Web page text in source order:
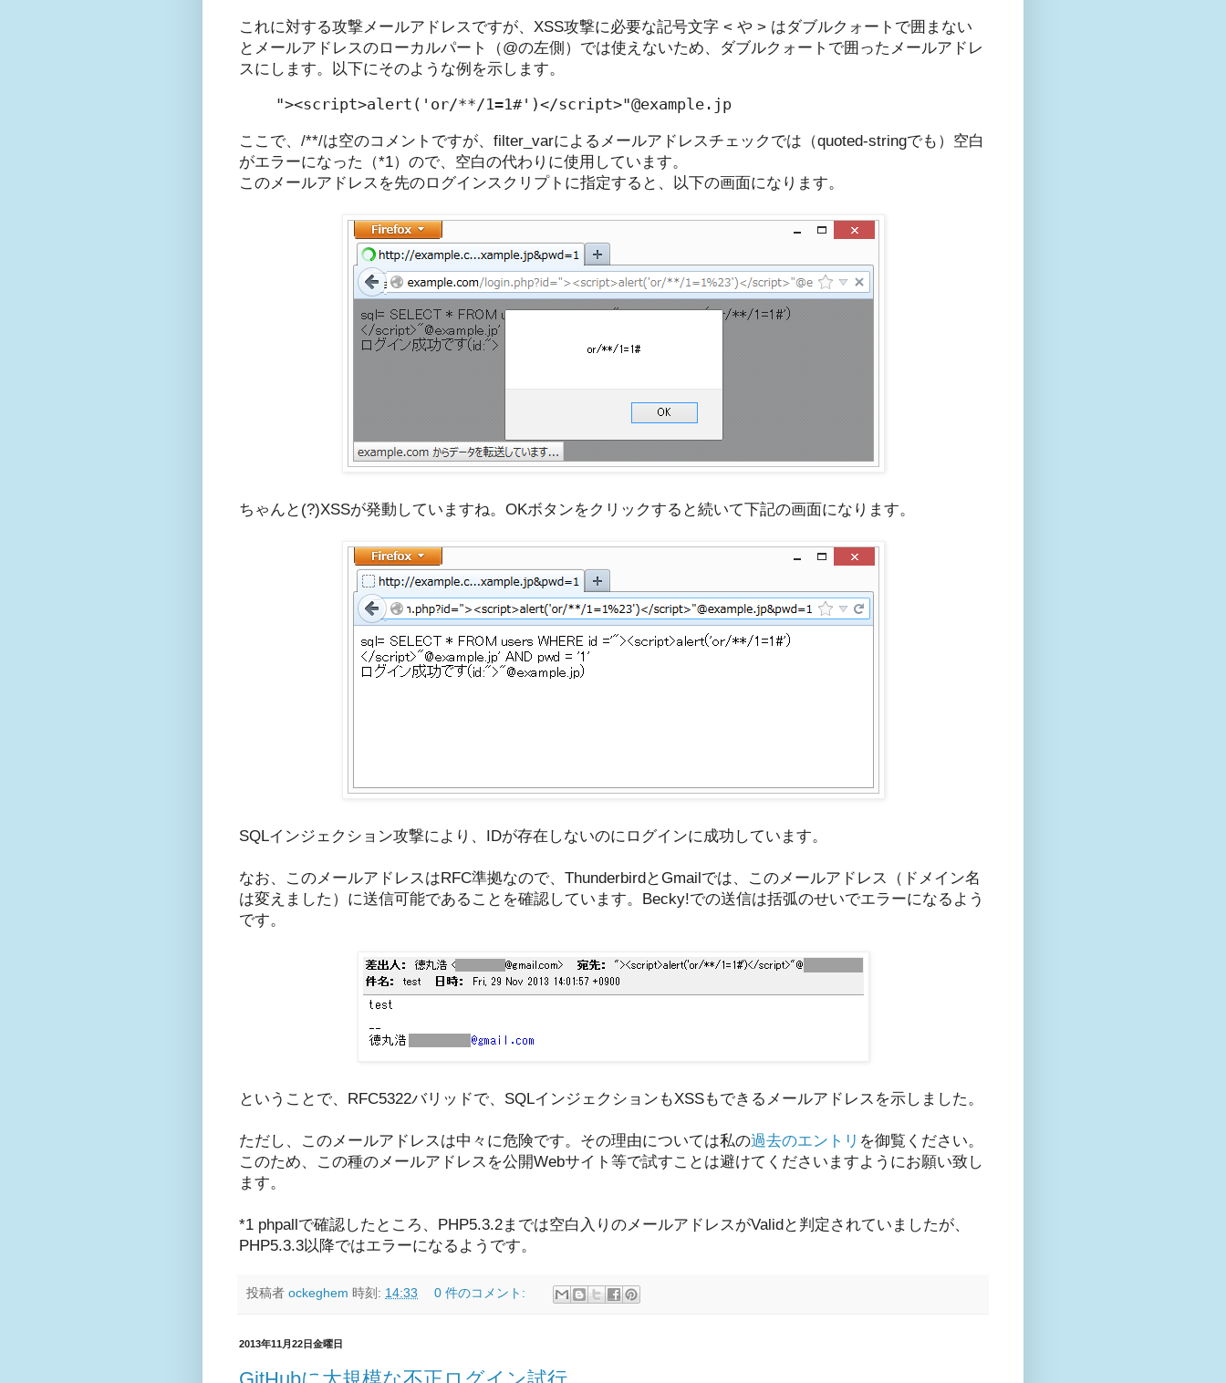
これに対する攻撃メールアドレスですが、XSS攻撃に必要な記号文字 < や > はダブルクォートで囲まない
とメールアドレスのローカルパート（@の左側）では使えないため、ダブルクォートで囲ったメールアドレ
スにします。以下にそのような例を示します。
"><script>alert('or/**/1=1#')</script>"@example.jp
ここで、/**/は空のコメントですが、filter_varによるメールアドレスチェックでは（quoted-stringでも）空白
がエラーになった（*1）ので、空白の代わりに使用しています。
このメールアドレスを先のログインスクリプトに指定すると、以下の画面になります。
ちゃんと(?)XSSが発動していますね。OKボタンをクリックすると続いて下記の画面になります。
SQLインジェクション攻撃により、IDが存在しないのにログインに成功しています。
なお、このメールアドレスはRFC準拠なので、ThunderbirdとGmailでは、このメールアドレス（ドメイン名
は変えました）に送信可能であることを確認しています。Becky!での送信は括弧のせいでエラーになるよう
です。
ということで、RFC5322バリッドで、SQLインジェクションもXSSもできるメールアドレスを示しました。
ただし、このメールアドレスは中々に危険です。その理由については私の過去のエントリ を御覧ください。
このため、この種のメールアドレスを公開Webサイト等で試すことは避けてくださいますようにお願い致し
ます。
*1 phpallで確認したところ、PHP5.3.2までは空白入りのメールアドレスがValidと判定されていましたが、
PHP5.3.3以降ではエラーになるようです。
投稿者 ockeghem 時刻: 14:33 0 件のコメント:
2013年11月22日金曜日